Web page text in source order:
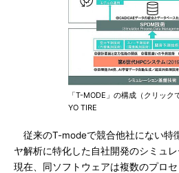
「T-MODE」の構成（クリック
YO TIRE
従来のT-modeで競合他社にない特
ヤ解析に特化した自社開発のシミュ
現在、同ソフトウェアは複数のプロ